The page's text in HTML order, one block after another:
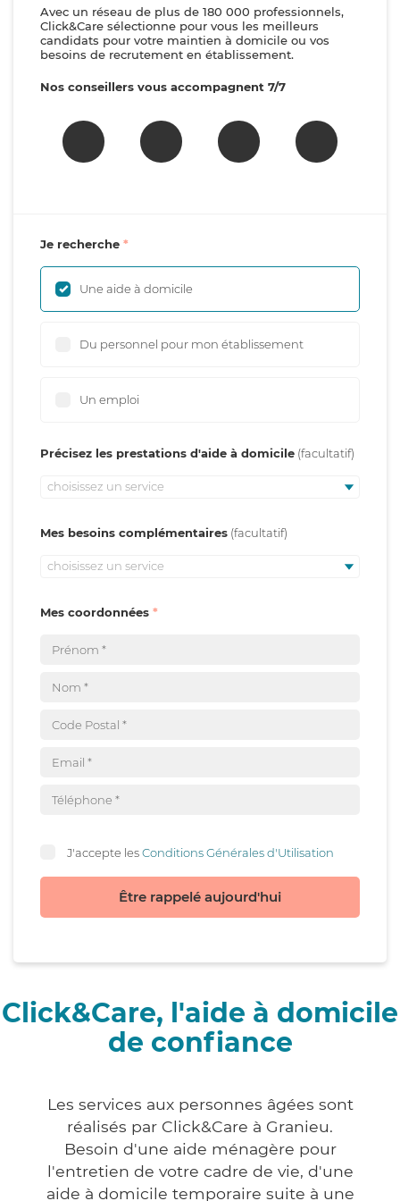
Avec un réseau de plus de 180 000 professionnels,
Click&Care sélectionne pour vous les meilleurs
candidats pour votre maintien à domicile ou vos
besoins de recrutement en établissement.
Nos conseillers vous accompagnent 7/7
Je recherche
Une aide à domicile
Du personnel pour mon établissement
Un emploi
Précisez les prestations d'aide à domicile
choisissez un service
Mes besoins complémentaires
choisissez un service
Mes coordonnées
J'accepte lesConditions Générales d'Utilisation
Être rappelé aujourd'hui
Click&Care, l'aide à domicile
de confiance
Les services aux personnes âgées sont
réalisés par Click&Care à Granieu.
Besoin d'une aide ménagère pour
l'entretien de votre cadre de vie, d'une
aide à domicile temporaire suite à une